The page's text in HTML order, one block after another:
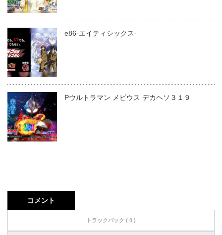
e86-エイティシックス-
Pウルトラマン メビウス デカヘソ３１９
コメント
トラックバック ( 0 )